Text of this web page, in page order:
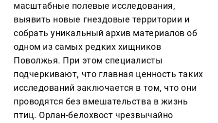
масштабные полевые исследования,
выявить новые гнездовые территории и
собрать уникальный архив материалов об
одном из самых редких хищников
Поволжья. При этом специалисты
подчеркивают, что главная ценность таких
исследований заключается в том, что они
проводятся без вмешательства в жизнь
птиц. Орлан-белохвост чрезвычайно